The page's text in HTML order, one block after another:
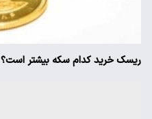
ریسک خرید کدام سکه بیشتر است؟